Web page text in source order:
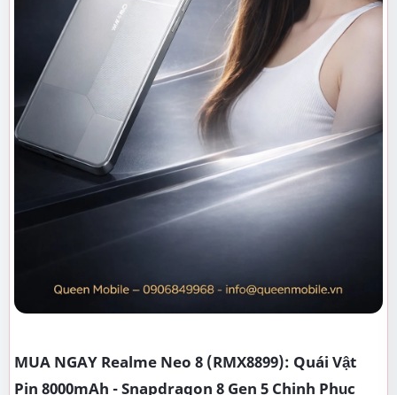
MUA NGAY Realme Neo 8 (RMX8899): Quái Vật
Pin 8000mAh - Snapdragon 8 Gen 5 Chinh Phục